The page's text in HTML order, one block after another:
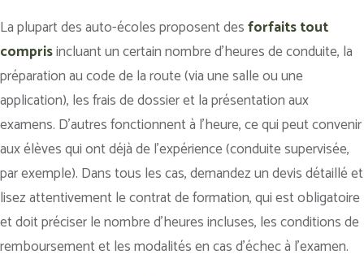
La plupart des auto-écoles proposent desforfaits tout
comprisincluant un certain nombre d’heures de conduite, la
préparation au code de la route (via une salle ou une
application), les frais de dossier et la présentation aux
examens. D’autres fonctionnent à l’heure, ce qui peut convenir
aux élèves qui ont déjà de l’expérience (conduite supervisée,
par exemple). Dans tous les cas, demandez un devis détaillé et
lisez attentivement le contrat de formation, qui est obligatoire
et doit préciser le nombre d’heures incluses, les conditions de
remboursement et les modalités en cas d’échec à l’examen.